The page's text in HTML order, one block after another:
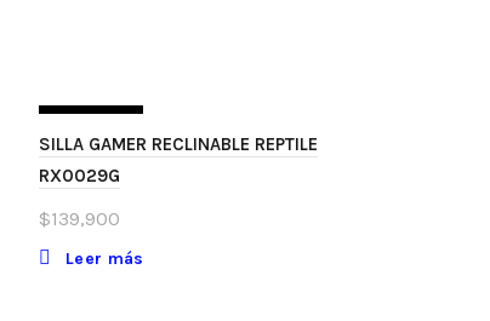
SILLA GAMER RECLINABLE REPTILE
RX0029G
$139,900
Leer más